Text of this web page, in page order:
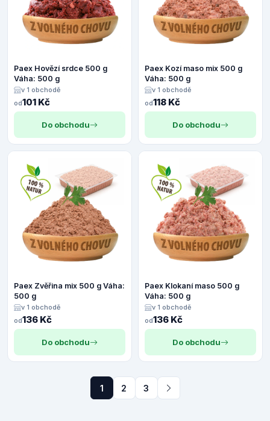
Paex Hovězí srdce 500 g
Váha: 500 g
v 1 obchodě
od101 Kč
Do obchodu
Paex Kozí maso mix 500 g
Váha: 500 g
v 1 obchodě
od118 Kč
Do obchodu
Paex Zvěřina mix 500 g Váha:
500 g
v 1 obchodě
od136 Kč
Do obchodu
Paex Klokaní maso 500 g
Váha: 500 g
v 1 obchodě
od136 Kč
Do obchodu
1 2 3